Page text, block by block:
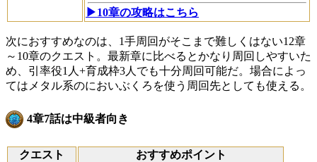
▶10章の攻略はこちら
次におすすめなのは、1手周回がそこまで難しくはない12章
～10章のクエスト。最新章に比べるとかなり周回しやすいた
め、引率役1人+育成枠3人でも十分周回可能だ。場合によっ
てはメタル系のにおいぶくろを使う周回先としても使える。
4章7話は中級者向き
クエスト おすすめポイント